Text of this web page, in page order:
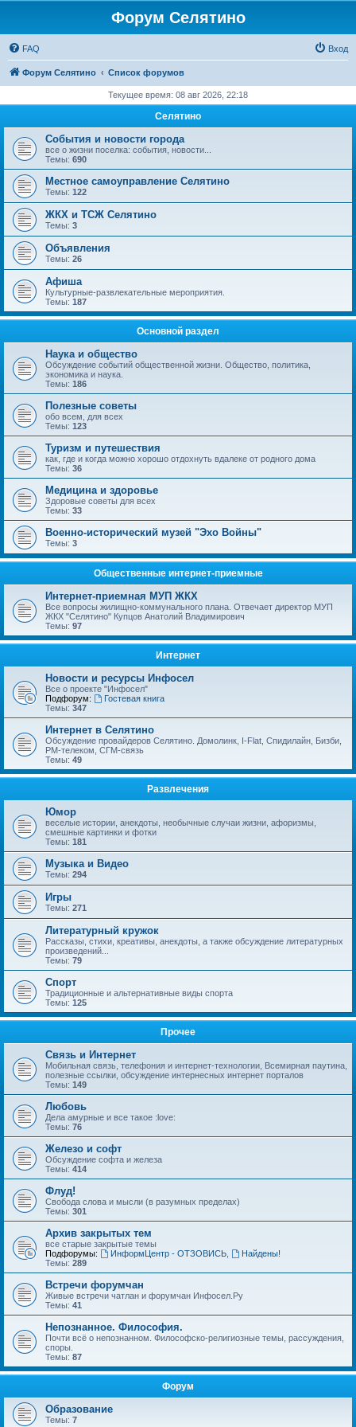
Форум Селятино
FAQ Вход
Форум Селятино Список форумов
Текущее время: 08 авг 2026, 22:18
Селятино
События и новости города
все о жизни поселка: события, новости...
Темы: 690
Местное самоуправление Селятино
Темы: 122
ЖКХ и ТСЖ Селятино
Темы: 3
Объявления
Темы: 26
Афиша
Культурные-развлекательные мероприятия.
Темы: 187
Основной раздел
Наука и общество
Обсуждение событий общественной жизни. Общество, политика,
экономика и наука.
Темы: 186
Полезные советы
обо всем, для всех
Темы: 123
Туризм и путешествия
как, где и когда можно хорошо отдохнуть вдалеке от родного дома
Темы: 36
Медицина и здоровье
Здоровые советы для всех
Темы: 33
Военно-исторический музей "Эхо Войны"
Темы: 3
Общественные интернет-приемные
Интернет-приемная МУП ЖКХ
Все вопросы жилищно-коммунального плана. Отвечает директор МУП
ЖКХ "Селятино" Купцов Анатолий Владимирович
Темы: 97
Интернет
Новости и ресурсы Инфосел
Все о проекте "Инфосел"
Подфорум:
Гостевая книга
Темы: 347
Интернет в Селятино
Обсуждение провайдеров Селятино. Домолинк, I-Flat, Спидилайн, Бизби,
РМ-телеком, СГМ-связь
Темы: 49
Развлечения
Юмор
веселые истории, анекдоты, необычные случаи жизни, афоризмы,
смешные картинки и фотки
Темы: 181
Музыка и Видео
Темы: 294
Игры
Темы: 271
Литературный кружок
Рассказы, стихи, креативы, анекдоты, а также обсуждение литературных
произведений...
Темы: 79
Спорт
Традиционные и альтернативные виды спорта
Темы: 125
Прочее
Связь и Интернет
Мобильная связь, телефония и интернет-технологии, Всемирная паутина,
полезные ссылки, обсуждение интернесных интернет порталов
Темы: 149
Любовь
Дела амурные и все такое :love:
Темы: 76
Железо и софт
Обсуждение софта и железа
Темы: 414
Флуд!
Свобода слова и мысли (в разумных пределах)
Темы: 301
Архив закрытых тем
все старые закрытые темы
Подфорумы:
ИнформЦентр - ОТЗОВИСЬ,
Найдены!
Темы: 289
Встречи форумчан
Живые встречи чатлан и форумчан Инфосел.Ру
Темы: 41
Непознанное. Философия.
Почти всё о непознанном. Философско-религиозные темы, рассуждения,
споры.
Темы: 87
Форум
Образование
Темы: 7